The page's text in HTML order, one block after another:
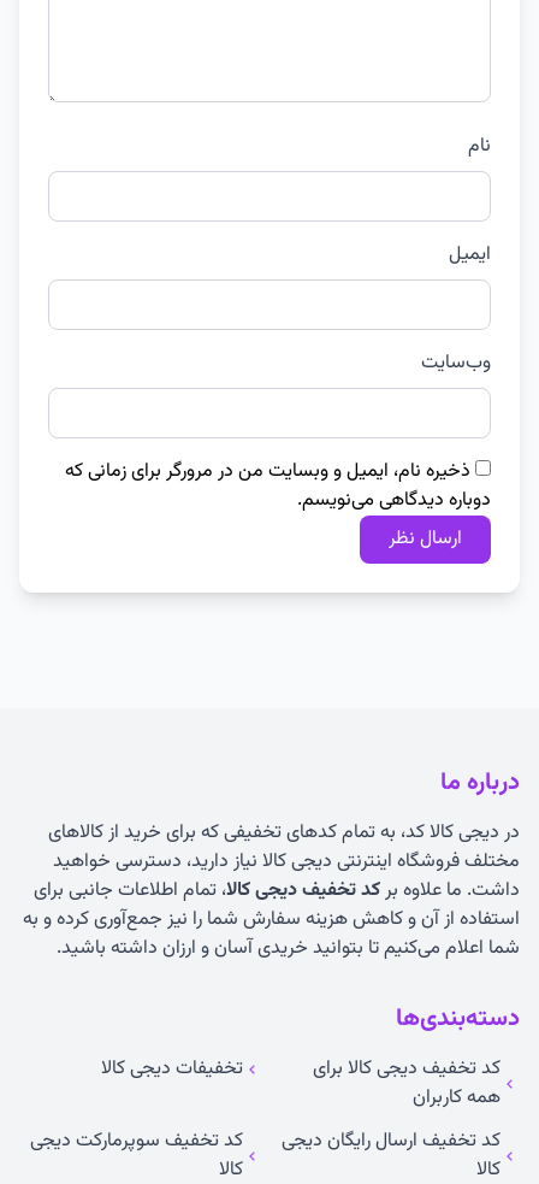
نام
ایمیل
وب‌سایت
ذخیره نام، ایمیل و وبسایت من در مرورگر برای زمانی که
دوباره دیدگاهی می‌نویسم.
درباره ما
در دیجی کالا کد، به تمام کدهای تخفیفی که برای خرید از کالاهای
مختلف فروشگاه اینترنتی دیجی کالا نیاز دارید، دسترسی خواهید
داشت. ما علاوه برکد تخفیف دیجی کالا، تمام اطلاعات جانبی برای
استفاده از آن و کاهش هزینه سفارش شما را نیز جمع‌آوری کرده و به
شما اعلام می‌کنیم تا بتوانید خریدی آسان و ارزان داشته باشید.
دسته‌بندی‌ها
کد تخفیف دیجی کالا برای
همه کاربران
تخفیفات دیجی کالا
کد تخفیف ارسال رایگان دیجی
کالا
کد تخفیف سوپرمارکت دیجی
کالا